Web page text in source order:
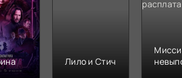
Лило и Стич